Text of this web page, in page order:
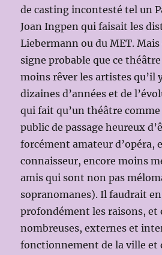
de casting incontesté tel un
Joan Ingpen qui faisait les
Liebermann ou du MET. Mais
signe probable que ce
moins rêver les artistes qu’il
dizaines d’années et de
qui fait qu’un théâtre comme
public de passage heureux
forcément amateur d’opéra,
connaisseur, encore moins
amis qui sont non pas
sopranomanes). Il faudrait
profondément les raisons, et
nombreuses, externes et
fonctionnement de la ville et